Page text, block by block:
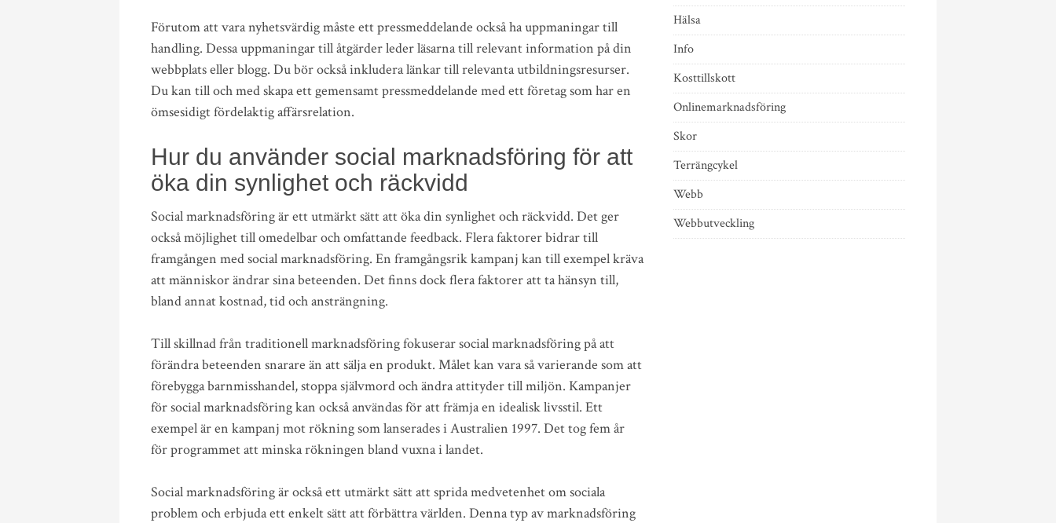
Förutom att vara nyhetsvärdig måste ett pressmeddelande också ha uppmaningar till
handling. Dessa uppmaningar till åtgärder leder läsarna till relevant information på din
webbplats eller blogg. Du bör också inkludera länkar till relevanta utbildningsresurser.
Du kan till och med skapa ett gemensamt pressmeddelande med ett företag som har en
ömsesidigt fördelaktig affärsrelation.
Hur du använder social marknadsföring för att
öka din synlighet och räckvidd
Social marknadsföring är ett utmärkt sätt att öka din synlighet och räckvidd. Det ger
också möjlighet till omedelbar och omfattande feedback. Flera faktorer bidrar till
framgången med social marknadsföring. En framgångsrik kampanj kan till exempel kräva
att människor ändrar sina beteenden. Det finns dock flera faktorer att ta hänsyn till,
bland annat kostnad, tid och ansträngning.
Till skillnad från traditionell marknadsföring fokuserar social marknadsföring på att
förändra beteenden snarare än att sälja en produkt. Målet kan vara så varierande som att
förebygga barnmisshandel, stoppa självmord och ändra attityder till miljön. Kampanjer
för social marknadsföring kan också användas för att främja en idealisk livsstil. Ett
exempel är en kampanj mot rökning som lanserades i Australien 1997. Det tog fem år
för programmet att minska rökningen bland vuxna i landet.
Social marknadsföring är också ett utmärkt sätt att sprida medvetenhet om sociala
problem och erbjuda ett enkelt sätt att förbättra världen. Denna typ av marknadsföring
Hälsa
Info
Kosttillskott
Onlinemarknadsföring
Skor
Terrängcykel
Webb
Webbutveckling